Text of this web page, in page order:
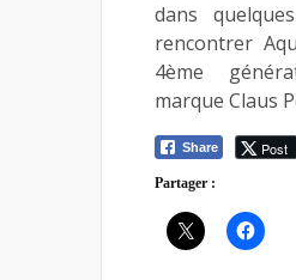
dans
rencontrer
4ème
marque Claus
Share Post
Partager :